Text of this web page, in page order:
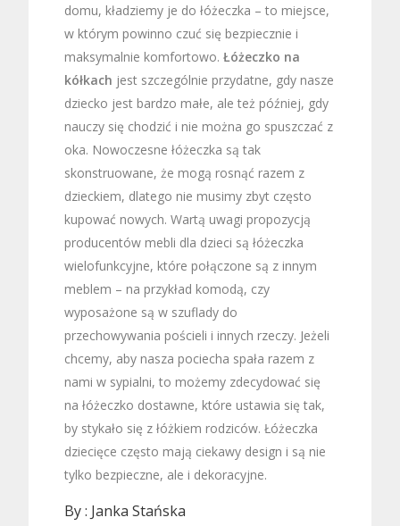
domu, kładziemy je do łóżeczka – to miejsce,
w którym powinno czuć się bezpiecznie i
maksymalnie komfortowo.Łóżeczko na
kółkach jest szczególnie przydatne, gdy nasze
dziecko jest bardzo małe, ale też później, gdy
nauczy się chodzić i nie można go spuszczać z
oka. Nowoczesne łóżeczka są tak
skonstruowane, że mogą rosnąć razem z
dzieckiem, dlatego nie musimy zbyt często
kupować nowych. Wartą uwagi propozycją
producentów mebli dla dzieci są łóżeczka
wielofunkcyjne, które połączone są z innym
meblem – na przykład komodą, czy
wyposażone są w szuflady do
przechowywania pościeli i innych rzeczy. Jeżeli
chcemy, aby nasza pociecha spała razem z
nami w sypialni, to możemy zdecydować się
na łóżeczko dostawne, które ustawia się tak,
by stykało się z łóżkiem rodziców. Łóżeczka
dziecięce często mają ciekawy design i są nie
tylko bezpieczne, ale i dekoracyjne.
By : Janka Stańska